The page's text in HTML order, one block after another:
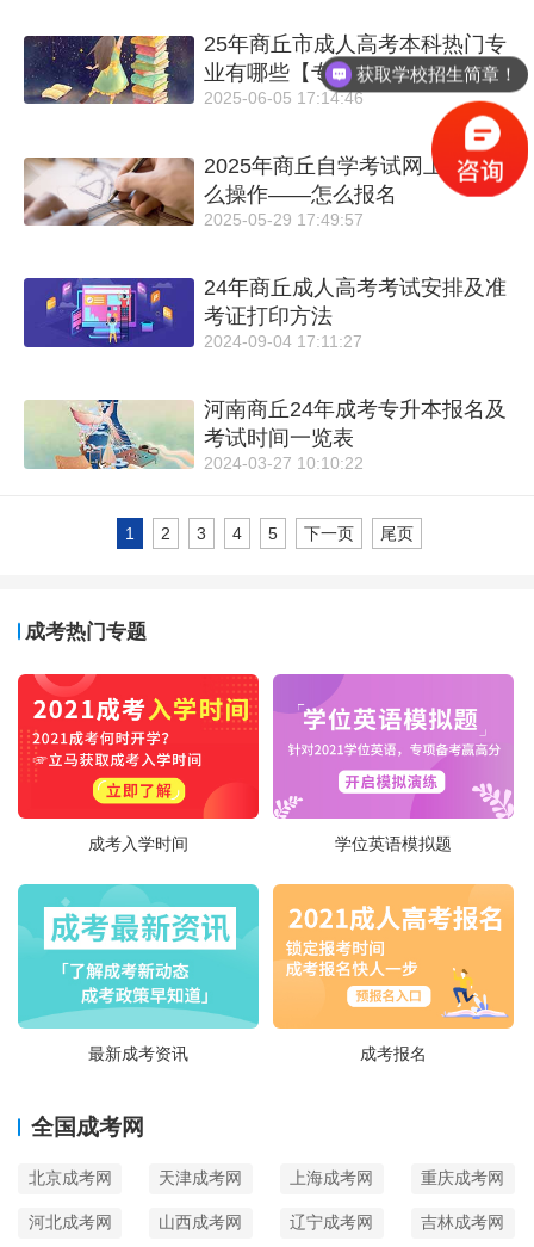
25年商丘市成人高考本科热门专
业有哪些【专业推荐】
2025-06-05 17:14:46
2025年商丘自学考试网上报名怎
么操作——怎么报名
2025-05-29 17:49:57
24年商丘成人高考考试安排及准
考证打印方法
2024-09-04 17:11:27
河南商丘24年成考专升本报名及
考试时间一览表
2024-03-27 10:10:22
1 2 3 4 5 下一页 尾页
成考热门专题
成考入学时间 学位英语模拟题
最新成考资讯 成考报名
全国成考网
北京成考网 天津成考网 上海成考网 重庆成考网
河北成考网 山西成考网 辽宁成考网 吉林成考网
获取学校招生简章！